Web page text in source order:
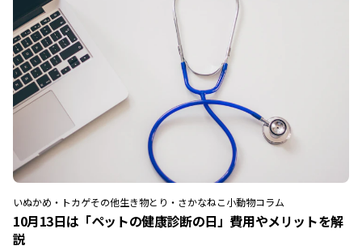
いぬかめ・トカゲその他生き物とり・さかなねこ小動物コラム
10月13日は「ペットの健康診断の日」費用やメリットを解
説